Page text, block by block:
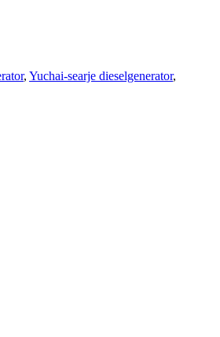
, Yuchai-searje dieselgenerator,